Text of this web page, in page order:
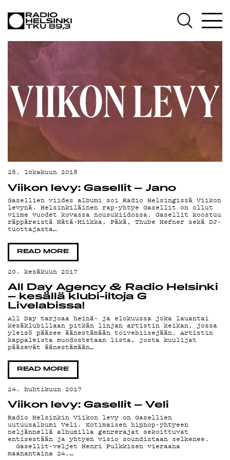
AJANKOHTAISTA
OHJELMAT
TEKIJÄT
ON-DEMAND
PODCAST
MAINOSTA
YHTEYSTIEDOT
G LIVELAB
YSTÄVÄKLUBI
TIETOSUOJA
KIRJAUDU SISÄÄN
28. lokakuun 2018
Viikon levy: Gasellit – Jano
Gasellien viides albumi soi Radio Helsingissä Viikon
levynä. Helsinkiläinen rap-yhtye Gasellit on ollut
viime vuodet kovassa nousukiidossa. Gasellit koostuu
räppäreistä Hätä-Miikka, Päkä, Thube Hefner sekä DJ-
tuottajasta…
READ MORE
20. kesäkuun 2017
All Day Agency & Radio Helsinki
– kesällä klubi-iltoja G
Livelabissa!
All Day tarjoaa heinä- ja elokuussa joka lauantai
kesäklubillaan pitkän linjan artistin keikan, jossa
yleisö pääsee äänestämään toivebiisejään. Artistin
kappaleista muodostetaan lista, josta kuulijat
pääsevät äänestämään…
READ MORE
24. huhtikuun 2017
Viikon levy: Gasellit – Veli
Radio Helsinkin Viikon levy on Gasellien
uutuusalbumi Veli. Kotimaisen hiphop-yhtyeen
neljännellä albumilla genrerajat sekoittuvat
entisestään ja yhtyen visio soundistaan selkenee.
Gasellit-veljet Henri Pulkkisen vieraana
maanantaina 24.…